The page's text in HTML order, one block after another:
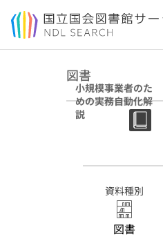
本文へ移動
図書
小規模事業者のた
めの実務自動化解
説
資料種別
図書